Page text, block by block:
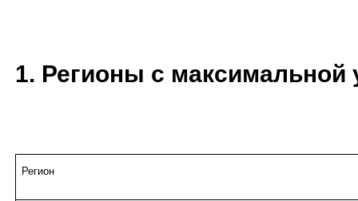
1. Регионы с
Регион